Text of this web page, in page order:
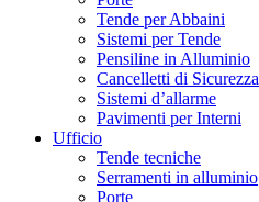
Tende per Abbaini
Sistemi per Tende
Pensiline in Alluminio
Cancelletti di Sicurezza
Sistemi d’allarme
Pavimenti per Interni
Ufficio
Tende tecniche
Serramenti in alluminio
Porte